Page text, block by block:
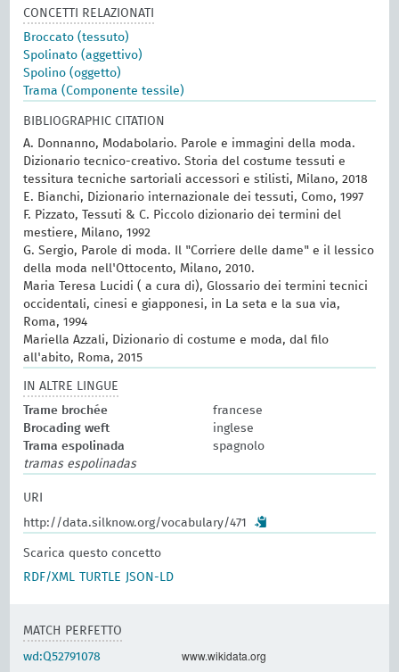
CONCETTI RELAZIONATI
Broccato (tessuto)
Spolinato (aggettivo)
Spolino (oggetto)
Trama (Componente tessile)
BIBLIOGRAPHIC CITATION
A. Donnanno, Modabolario. Parole e immagini della moda.
Dizionario tecnico-creativo. Storia del costume tessuti e
tessitura tecniche sartoriali accessori e stilisti, Milano, 2018
E. Bianchi, Dizionario internazionale dei tessuti, Como, 1997
F. Pizzato, Tessuti & C. Piccolo dizionario dei termini del
mestiere, Milano, 1992
G. Sergio, Parole di moda. Il "Corriere delle dame" e il lessico
della moda nell'Ottocento, Milano, 2010.
Maria Teresa Lucidi ( a cura di), Glossario dei termini tecnici
occidentali, cinesi e giapponesi, in La seta e la sua via,
Roma, 1994
Mariella Azzali, Dizionario di costume e moda, dal filo
all'abito, Roma, 2015
IN ALTRE LINGUE
Trame brochée
francese
Brocading weft
inglese
Trama espolinada
spagnolo
tramas espolinadas
URI
http://data.silknow.org/vocabulary/471
Scarica questo concetto
RDF/XML
TURTLE JSON-LD
MATCH PERFETTO
wd:Q52791078 www.wikidata.org